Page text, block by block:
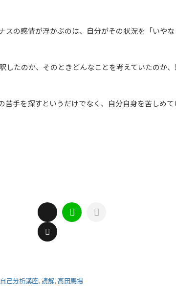
スの感情が浮かぶのは、自分がその状況を「いや
したのか、そのときどんなことを考えていたのか
苦手を探すというだけでなく、自分自身を苦しめ
自己分析講座, 読解, 高田馬場